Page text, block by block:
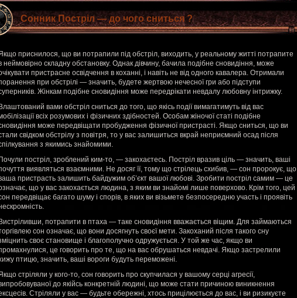
Сонник Постріл — до чого сниться ?
приснилося, що ви потрапили під обстріл, виходить, у реальному житті потрапите
неймовірно складну обстановку. Однак дівчину, бачила подібне сновидіння, може
пристрасне освідчення в коханні, і навіть не від одного кавалера. Отримали
при обстрілі — значить, будете жертвою нечесної гри або підступи
Жінкам подібне сновидіння може передрікати невдалу любовну інтрижку.
Влаштований вами обстріл сниться до того, що якісь події вимагатимуть від вас
всіх розумових і фізичних здібностей. Особам жіночої статі подібне
може передвіщати пробудження фізичної пристрасті. Якщо сниться, що ви
свідком обстрілу з повітря, то у вас залишиться вкрай неприємний осад після
з якимись знайомими.
Почули постріл, зроблений ким-то, — закохаєтесь. Постріл вразив ціль — значить, ваші
виявляться взаємними. Не досяг її, тому що стрілець схибив, — сон пророкує, що
пристрасть залишить байдужим об’єкт вашої любові. Зробити постріл самим — це
що у вас закохається людина, з яким ви знайомі лише поверхово. Крім того, цей
передвіщає багато шуму і спорів, в яких ви візьмете безпосередню участь і проявіть
Вистріливши, потрапити в птаха — таке сновидіння вважається віщим. Для займаються
сон означає, що вони досягнуть своєї мети. Закоханий після такого сну
своє становище і благополучно одружується. У той же час, якщо ви
це говорить про те, що на вас обрушаться невдачі. Якщо застрелили
птицю, значить, ваші вороги будуть переможені.
стріляли у кого-то, сон говорить про скупчилася у вашому серці агресії,
до якійсь конкретній людині, що може стати причиною виникнення
Стріляли у вас — будьте обережні, хтось прицілюється до вас, і ви ризикуєте